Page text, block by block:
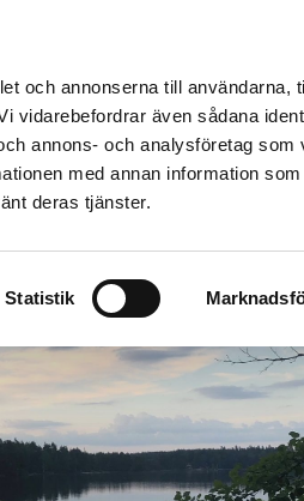
och annonserna till användarna,
vidarebefordrar även sådana
annons- och analysföretag som
med annan information
deras tjänster.
Statistik
020-38 39 00